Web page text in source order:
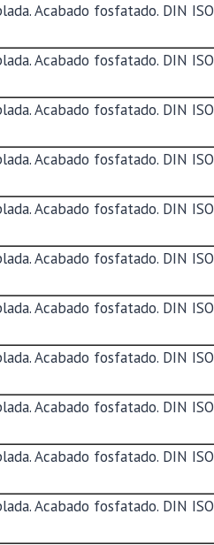
Acabado fosfatado. DIN ISO
Acabado fosfatado. DIN ISO
Acabado fosfatado. DIN ISO
Acabado fosfatado. DIN ISO
Acabado fosfatado. DIN ISO
Acabado fosfatado. DIN ISO
Acabado fosfatado. DIN ISO
Acabado fosfatado. DIN ISO
Acabado fosfatado. DIN ISO
Acabado fosfatado. DIN ISO
Acabado fosfatado. DIN ISO